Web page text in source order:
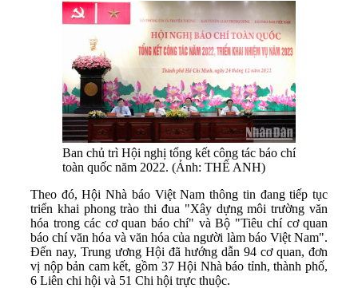
Ban chủ trì Hội nghị tổng kết công tác báo chí
toàn quốc năm 2022. (Ảnh: THẾ ANH)
Theo đó, Hội Nhà báo Việt Nam thông tin đang tiếp tục
triển khai phong trào thi đua "Xây dựng môi trường văn
hóa trong các cơ quan báo chí" và Bộ "Tiêu chí cơ quan
báo chí văn hóa và văn hóa của người làm báo Việt Nam".
Đến nay, Trung ương Hội đã hướng dẫn 94 cơ quan, đơn
vị nộp bản cam kết, gồm 37 Hội Nhà báo tỉnh, thành phố,
6 Liên chi hội và 51 Chi hội trực thuộc.